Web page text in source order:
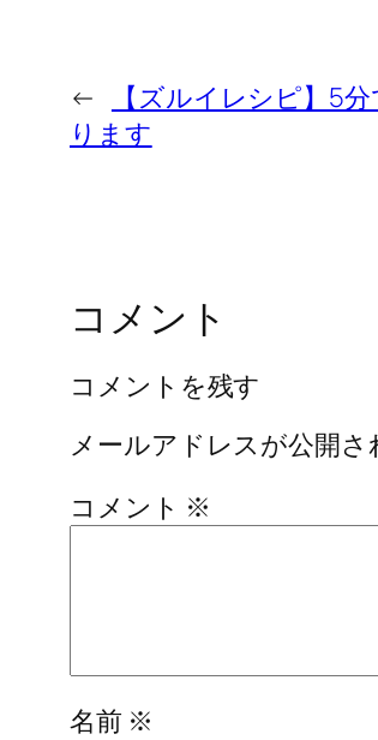
←
【ズルイレシピ】5分
ります
コメント
コメントを残す
メールアドレスが公開さ
コメント ※
名前 ※